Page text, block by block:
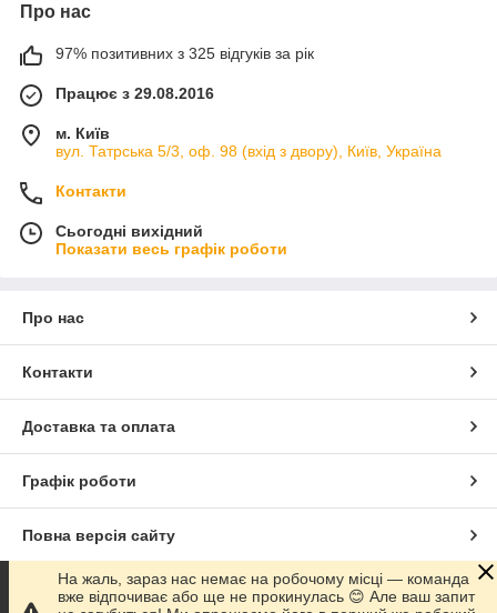
Про нас
97% позитивних з 325 відгуків за рік
Працює з 29.08.2016
м. Київ
вул. Татрська 5/3, оф. 98 (вхід з двору), Київ, Україна
Контакти
Сьогодні вихідний
Показати весь графік роботи
Про нас
Контакти
Доставка та оплата
Графік роботи
Повна версія сайту
Сайт створено на маркетплейсіProm.ua
На жаль, зараз нас немає на робочому місці — команда
вже відпочиває або ще не прокинулась 😊 Але ваш запит